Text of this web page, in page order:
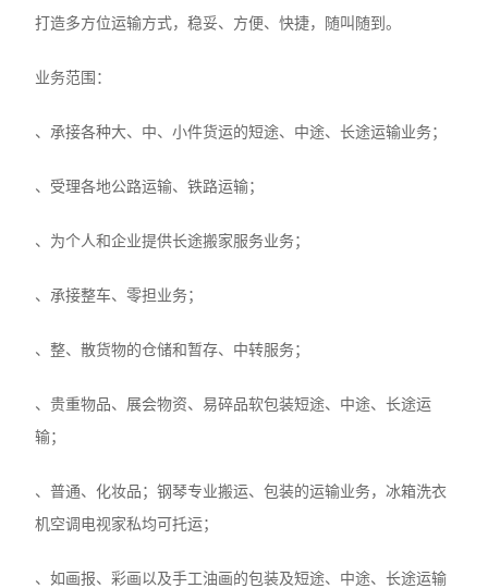
打造多方位运输方式，稳妥、方便、快捷，随叫随到。
业务范围：
、承接各种大、中、小件货运的短途、中途、长途运输业务；
、受理各地公路运输、铁路运输；
、为个人和企业提供长途搬家服务业务；
、承接整车、零担业务；
、整、散货物的仓储和暂存、中转服务；
、贵重物品、展会物资、易碎品软包装短途、中途、长途运
输；
、普通、化妆品；钢琴专业搬运、包装的运输业务，冰箱洗衣
机空调电视家私均可托运；
、如画报、彩画以及手工油画的包装及短途、中途、长途运输